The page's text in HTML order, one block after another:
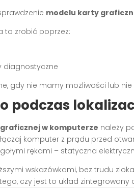
modelu karty
to zrobić poprzez:
diagnostyczne
gdy nie mamy możliwości lub
podczas
w komputerze należy
komputer z prądu przed
rękami – statyczna
wskazówkami, bez trudu
czy jest to układ